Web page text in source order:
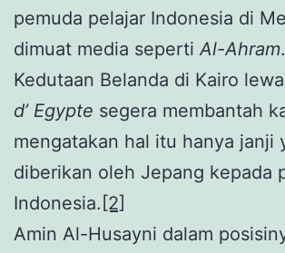
pemuda pelajar Indonesia di
dimuat media sepertiAl-Ahram
Kedutaan Belanda di Kairo lewa
d’ Egypte segera membantah
mengatakan hal itu hanya janji
diberikan oleh Jepang kepada
Indonesia. [2]
Amin Al-Husayni dalam